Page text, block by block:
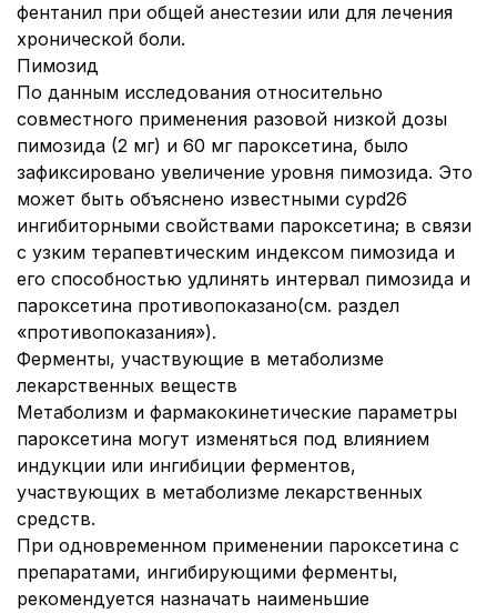
фентанил при общей анестезии или для лечения
хронической боли.
Пимозид
По данным исследования относительно
совместного применения разовой низкой дозы
пимозида (2 мг) и 60 мг пароксетина, было
зафиксировано увеличение уровня пимозида. Это
может быть объяснено известными cypd26
ингибиторными свойствами пароксетина; в связи
с узким терапевтическим индексом пимозида и
его способностью удлинять интервал пимозида и
пароксетина противопоказано(см. раздел
«противопоказания»).
Ферменты, участвующие в метаболизме
лекарственных веществ
Метаболизм и фармакокинетические параметры
пароксетина могут изменяться под влиянием
индукции или ингибиции ферментов,
участвующих в метаболизме лекарственных
средств.
При одновременном применении пароксетина с
препаратами, ингибирующими ферменты,
рекомендуется назначать наименьшие